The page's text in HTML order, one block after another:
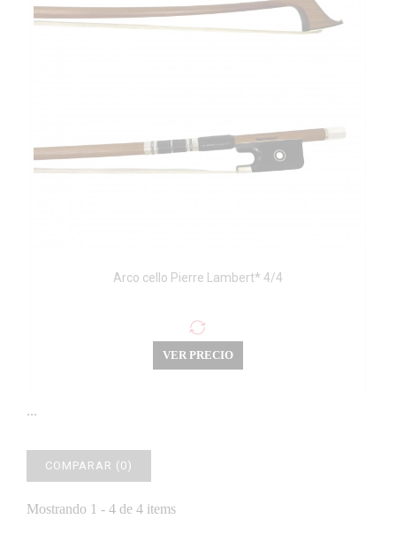
Arco cello Pierre Lambert* 4/4
VER PRECIO
...
COMPARAR (0)
Mostrando 1 - 4 de 4 items